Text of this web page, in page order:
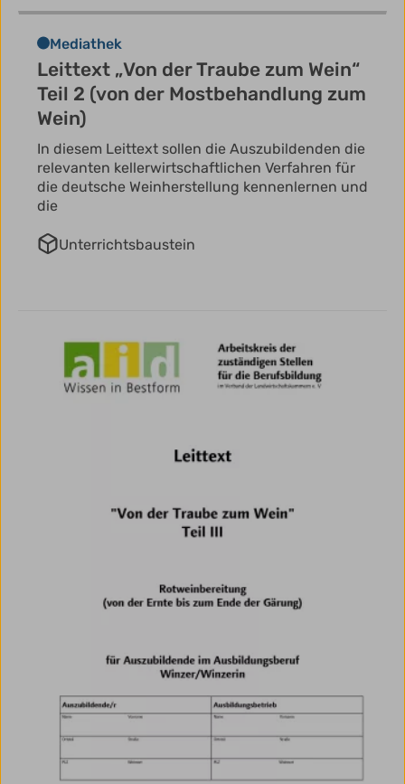
Mediathek
Leittext „Von der Traube zum Wein“
Teil 2 (von der Mostbehandlung zum
Wein)
In diesem Leittext sollen die Auszubildenden die
relevanten kellerwirtschaftlichen Verfahren für
die deutsche Weinherstellung kennenlernen und
die
Unterrichtsbaustein